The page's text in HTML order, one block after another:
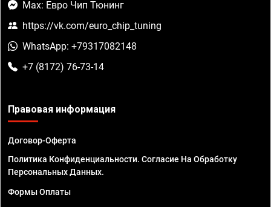
Max: Евро Чип Тюнинг
https://vk.com/euro_chip_tuning
WhatsApp: +79317082148
+7 (8172) 76-73-14
Правовая информация
Договор-Оферта
Политика Конфиденциальности. Согласие На Обработку
Персональных Данных.
Формы Оплаты